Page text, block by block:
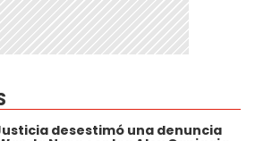
desestimó una denuncia